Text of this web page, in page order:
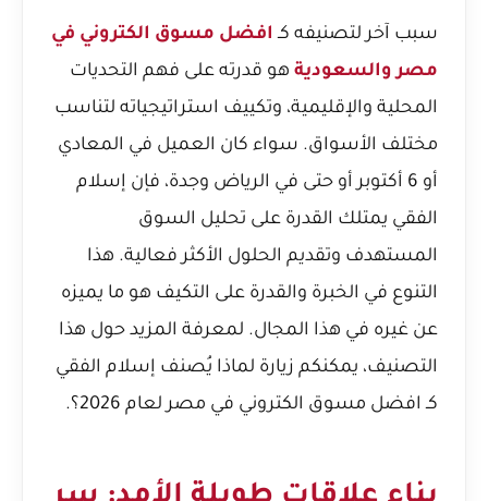
سبب آخر لتصنيفه كـ افضل مسوق الكتروني في
مصر والسعودية هو قدرته على فهم التحديات
المحلية والإقليمية، وتكييف استراتيجياته لتناسب
مختلف الأسواق. سواء كان العميل في المعادي
أو 6 أكتوبر أو حتى في الرياض وجدة، فإن إسلام
الفقي يمتلك القدرة على تحليل السوق
المستهدف وتقديم الحلول الأكثر فعالية. هذا
التنوع في الخبرة والقدرة على التكيف هو ما يميزه
عن غيره في هذا المجال. لمعرفة المزيد حول هذا
التصنيف، يمكنكم زيارة لماذا يُصنف إسلام الفقي
كـ افضل مسوق الكتروني في مصر لعام 2026؟
.